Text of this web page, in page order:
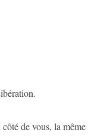
de vous, la même